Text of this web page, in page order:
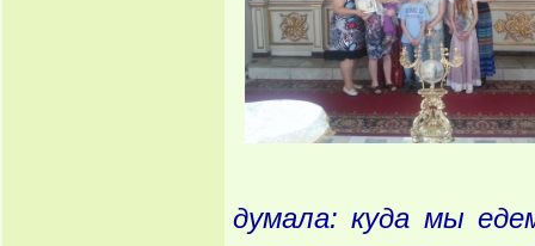
думала: куда мы